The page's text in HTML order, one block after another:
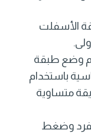
الأسفلت
وضع طبقة
باستخدام
متساوية
لفرد وضغط